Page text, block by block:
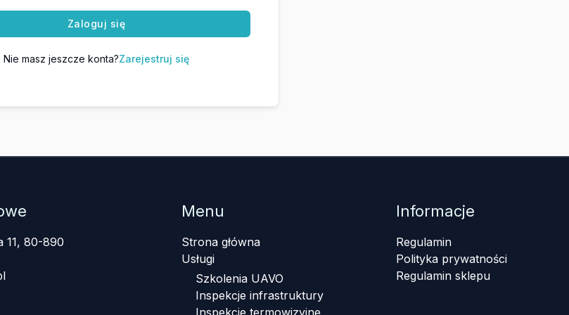
Zaloguj się
Nie masz jeszcze konta?Zarejestruj się
11, 80-890
Menu
Strona główna
Usługi
Szkolenia UAVO
Inspekcje infrastruktury
Informacje
Regulamin
Polityka prywatności
Regulamin sklepu